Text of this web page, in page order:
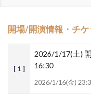
開場/開演情報・チ
[ 1 ]
2026/1/17(土)
16:30
2026/1/16(金)